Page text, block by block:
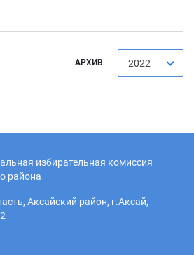
АРХИВ 2022
избирательная комиссия
района
Аксайский район, г.Аксай,